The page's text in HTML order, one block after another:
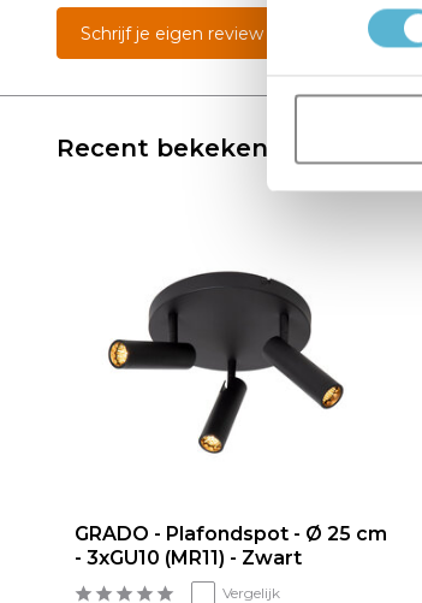
Schrijf je eigen review
Recent bekeken
GRADO - Plafondspot - Ø 25 cm
- 3xGU10 (MR11) - Zwart
Vergelijk